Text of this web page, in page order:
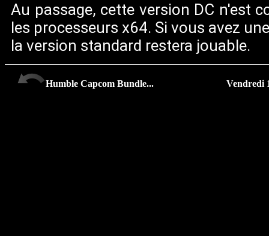
Au passage, cette version DC n'est
les processeurs x64. Si vous avez
la version standard restera jouable.
Humble Capcom Bundle... Vendredi